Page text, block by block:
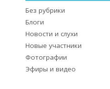
Без рубрики
Блоги
Новости и слухи
Новые участники
Фотографии
Эфиры и видео